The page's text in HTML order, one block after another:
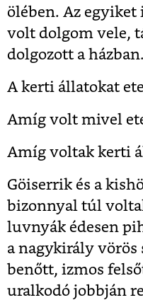
ölében. Az
volt dolgom vele,
dolgozott a házban.
A kerti állatokat
Amíg volt mivel
Amíg voltak kerti
Göiserrik és a
bizonnyal túl
luvnyák édesen
a nagykirály vörös
benőtt, izmos
uralkodó jobbján